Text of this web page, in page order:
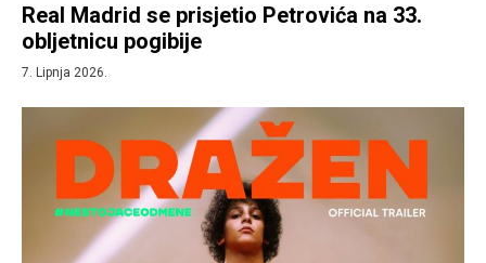
Real Madrid se prisjetio Petrovića na 33.
obljetnicu pogibije
7. Lipnja 2026.